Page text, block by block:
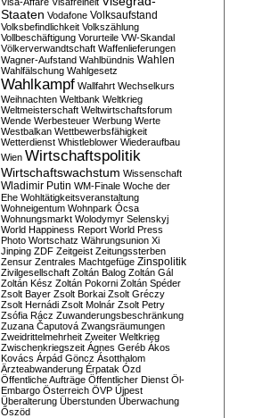
Staaten Vodafone Volksaufstand
Volksbefindlichkeit Volkszählung
Vollbeschäftigung Vorurteile VW-Skandal
Völkerverwandtschaft Waffenlieferungen
Wagner-Aufstand Wahlbündnis Wahlen
Wahlfälschung Wahlgesetz
Wahlkampf Wallfahrt Wechselkurs
Weihnachten Weltbank Weltkrieg
Weltmeisterschaft Weltwirtschaftsforum
Wende Werbesteuer Werbung Werte
Westbalkan Wettbewerbsfähigkeit
Wetterdienst Whistleblower Wiederaufbau
Wien Wirtschaftspolitik
Wirtschaftswachstum Wissenschaft
Wladimir Putin WM-Finale Woche der
Ehe Wohltätigkeitsveranstaltung
Wohneigentum Wohnpark Ócsa
Wohnungsmarkt Wolodymyr Selenskyj
World Happiness Report World Press
Photo Wortschatz Währungsunion Xi
Jinping ZDF Zeitgeist Zeitungssterben
Zensur Zentrales Machtgefüge Zinspolitik
Zivilgesellschaft Zoltán Balog Zoltán Gál
Zoltán Kész Zoltán Pokorni Zoltán Spéder
Zsolt Bayer Zsolt Borkai Zsolt Gréczy
Zsolt Hernádi Zsolt Molnár Zsolt Petry
Zsófia Rácz Zuwanderungsbeschränkung
Zuzana Čaputová Zwangsräumungen
Zweidrittelmehrheit Zweiter Weltkrieg
Zwischenkriegszeit Ágnes Geréb Ákos
Kovács Árpád Göncz Ásotthalom
Ärzteabwanderung Érpatak Ózd
Öffentliche Aufträge Öffentlicher Dienst Öl-
Embargo Österreich ÖVP Újpest
Überalterung Überstunden Überwachung
Őszöd